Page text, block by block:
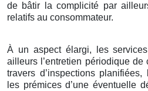
de bâtir la complicité par
relatifs au consommateur.
À un aspect élargi, les
ailleurs l’entretien périodique
travers d’inspections planifiées,
les prémices d’une éventuelle